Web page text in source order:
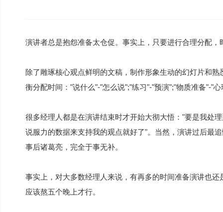
演讲者总是抱怨准备太仓促。事实上，只要进行合理分配，
除了雕琢核心观点鲜明的文稿，制作形象生动的幻灯片和
衡分配时间："说什么"-"怎么说";"练习"-"预演";"物质准备"-"
很多经理人都是在演讲结束时才开始大彻大悟："要是我处
说服力的数据来支持我的观点就好了"。当然，演讲过后最
事后诸葛亮，完全于事无补。
事实上，对大多数经理人来说，有再多的时间准备演讲也
应该熬五个晚上才行。